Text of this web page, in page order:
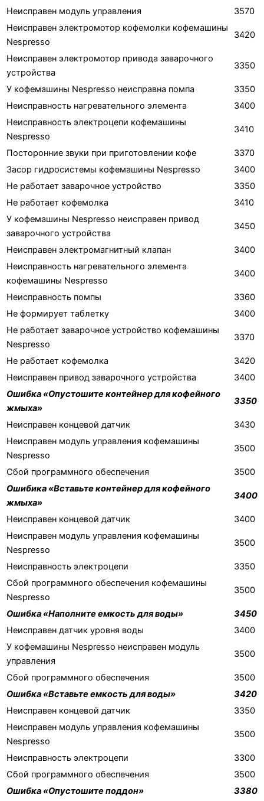
Неисправен модуль управления
3570
Неисправен электромотор кофемолки кофемашины
Nespresso
3420
Неисправен электромотор привода заварочного
устройства
3350
У кофемашины Nespresso неисправна помпа
3350
Неисправность нагревательного элемента
3400
Неисправность электроцепи кофемашины
Nespresso
3410
Посторонние звуки при приготовлении кофе
3370
Засор гидросистемы кофемашины Nespresso
3400
Не работает заварочное устройство
3350
Не работает кофемолка
3410
У кофемашины Nespresso неисправен привод
заварочного устройства
3450
Неисправен электромагнитный клапан
3400
Неисправность нагревательного элемента
кофемашины Nespresso
3400
Неисправность помпы
3360
Не формирует таблетку
3400
Не работает заварочное устройство кофемашины
Nespresso
3370
Не работает кофемолка
3420
Неисправен привод заварочного устройства
3400
Ошибка «Опустошите контейнер для кофейного
жмыха»
3350
Неисправен концевой датчик
3430
Неисправен модуль управления кофемашины
Nespresso
3500
Сбой программного обеспечения
3500
Ошибика «Вставьте контейнер для кофейного
жмыха»
3400
Неисправен концевой датчик
3400
Неисправен модуль управления кофемашины
Nespresso
3500
Неисправность электроцепи
3350
Сбой программного обеспечения кофемашины
Nespresso
3500
Ошибка «Наполните емкость для воды»
3450
Неисправен датчик уровня воды
3400
У кофемашины Nespresso неисправен модуль
управления
3500
Сбой программного обеспечения
3500
Ошибка «Вставьте емкость для воды»
3420
Неисправен концевой датчик
3350
Неисправен модуль управления кофемашины
Nespresso
3500
Неисправность электроцепи
3300
Сбой программного обеспечения
3500
Ошибка «Опустошите поддон»
3380